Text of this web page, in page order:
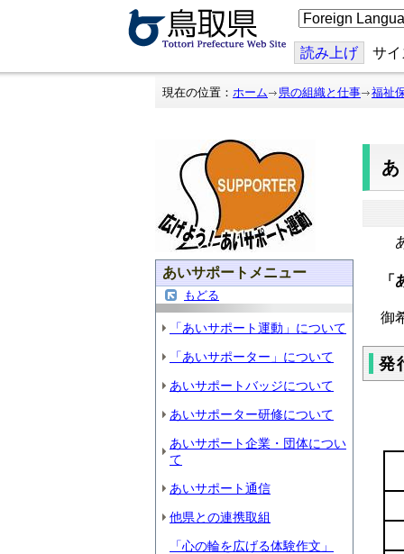
こ
の
ジ
を
翻
読み上げ サ
現在の位置： ホーム 県の組織と仕事 福祉
あいサポートメニュー
もどる
「あいサポート運動」について
「あいサポーター」について
あいサポートバッジについて
あいサポーター研修について
あいサポート企業・団体につい
て
あいサポート通信
他県との連携取組
「心の輪を広げる体験作文」
御
発